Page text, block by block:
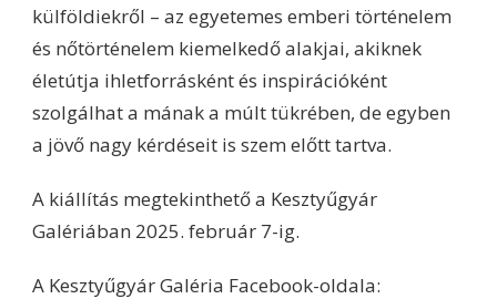
külföldiekről – az egyetemes emberi történelem
és nőtörténelem kiemelkedő alakjai, akiknek
életútja ihletforrásként és inspirációként
szolgálhat a mának a múlt tükrében, de egyben
a jövő nagy kérdéseit is szem előtt tartva.
A kiállítás megtekinthető a Kesztyűgyár
Galériában 2025. február 7-ig.
A Kesztyűgyár Galéria Facebook-oldala: